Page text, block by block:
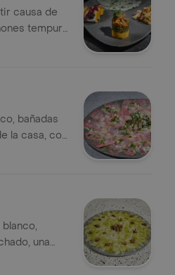
causa de
tempura
a las
bañadas
la casa, con
una
rallado y